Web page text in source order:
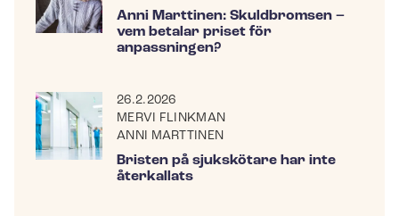
Anni Marttinen: Skuldbromsen –
vem betalar priset för
anpassningen?
26.2.2026
MERVI FLINKMAN
ANNI MARTTINEN
Bristen på sjukskötare har inte
återkallats